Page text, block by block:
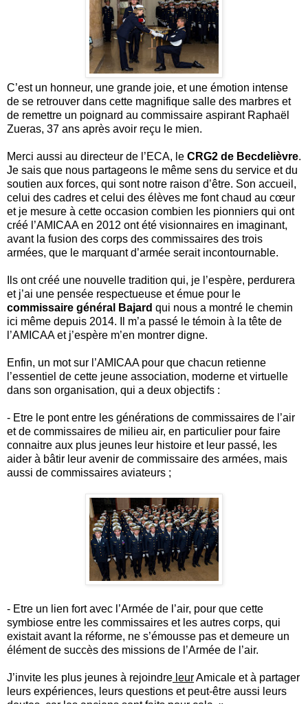
C’est un honneur, une grande joie, et une émotion intense
de se retrouver dans cette magnifique salle des marbres et
de remettre un poignard au commissaire aspirant Raphaël
Zueras, 37 ans après avoir reçu le mien.
Merci aussi au directeur de l’ECA, le CRG2 de Becdelièvre.
Je sais que nous partageons le même sens du service et du
soutien aux forces, qui sont notre raison d’être. Son accueil,
celui des cadres et celui des élèves me font chaud au cœur
et je mesure à cette occasion combien les pionniers qui ont
créé l’AMICAA en 2012 ont été visionnaires en imaginant,
avant la fusion des corps des commissaires des trois
armées, que le marquant d’armée serait incontournable.
Ils ont créé une nouvelle tradition qui, je l’espère, perdurera
et j’ai une pensée respectueuse et émue pour le
commissaire général Bajard qui nous a montré le chemin
ici même depuis 2014. Il m’a passé le témoin à la tête de
l’AMICAA et j’espère m’en montrer digne.
Enfin, un mot sur l’AMICAA pour que chacun retienne
l’essentiel de cette jeune association, moderne et virtuelle
dans son organisation, qui a deux objectifs :
- Etre le pont entre les générations de commissaires de l’air
et de commissaires de milieu air, en particulier pour faire
connaitre aux plus jeunes leur histoire et leur passé, les
aider à bâtir leur avenir de commissaire des armées, mais
aussi de commissaires aviateurs ;
- Etre un lien fort avec l’Armée de l’air, pour que cette
symbiose entre les commissaires et les autres corps, qui
existait avant la réforme, ne s’émousse pas et demeure un
élément de succès des missions de l’Armée de l’air.
J’invite les plus jeunes à rejoindre leurAmicale et à partager
leurs expériences, leurs questions et peut-être aussi leurs